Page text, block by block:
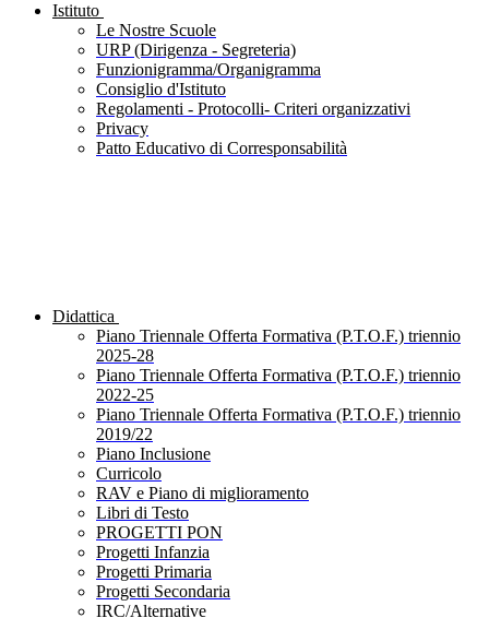
Istituto
Le Nostre Scuole
URP (Dirigenza - Segreteria)
Funzionigramma/Organigramma
Consiglio d'Istituto
Regolamenti - Protocolli- Criteri organizzativi
Privacy
Patto Educativo di Corresponsabilità
Didattica
Piano Triennale Offerta Formativa (P.T.O.F.) triennio
2025-28
Piano Triennale Offerta Formativa (P.T.O.F.) triennio
2022-25
Piano Triennale Offerta Formativa (P.T.O.F.) triennio
2019/22
Piano Inclusione
Curricolo
RAV e Piano di miglioramento
Libri di Testo
PROGETTI PON
Progetti Infanzia
Progetti Primaria
Progetti Secondaria
IRC/Alternative